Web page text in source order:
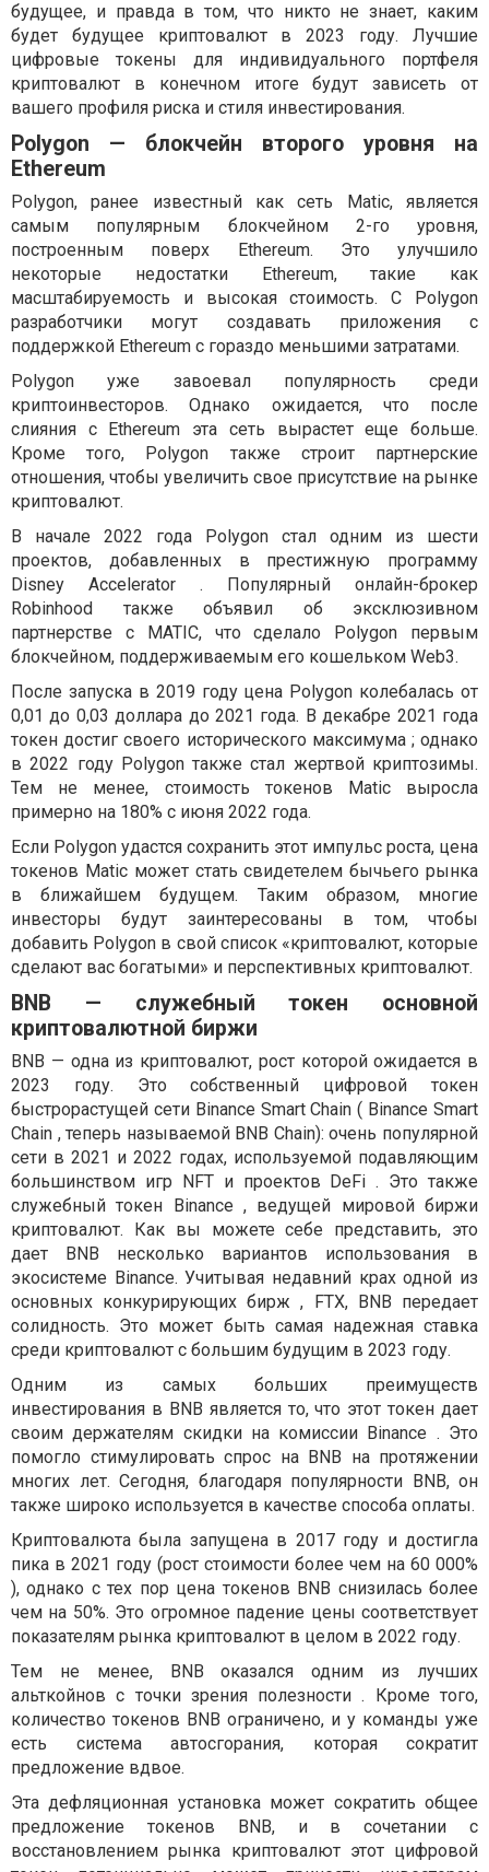
будущее, и правда в том, что никто не знает, каким
будет будущее криптовалют в 2023 году. Лучшие
цифровые токены для индивидуального портфеля
криптовалют в конечном итоге будут зависеть от
вашего профиля риска и стиля инвестирования.
Polygon — блокчейн второго уровня на
Ethereum
Polygon, ранее известный как сеть Matic, является
самым популярным блокчейном 2-го уровня,
построенным поверх Ethereum. Это улучшило
некоторые недостатки Ethereum, такие как
масштабируемость и высокая стоимость. С Polygon
разработчики могут создавать приложения с
поддержкой Ethereum с гораздо меньшими затратами.
Polygon уже завоевал популярность среди
криптоинвесторов. Однако ожидается, что после
слияния с Ethereum эта сеть вырастет еще больше.
Кроме того, Polygon также строит партнерские
отношения, чтобы увеличить свое присутствие на рынке
криптовалют.
В начале 2022 года Polygon стал одним из шести
проектов, добавленных в престижную программу
Disney Accelerator . Популярный онлайн-брокер
Robinhood также объявил об эксклюзивном
партнерстве с MATIC, что сделало Polygon первым
блокчейном, поддерживаемым его кошельком Web3.
После запуска в 2019 году цена Polygon колебалась от
0,01 до 0,03 доллара до 2021 года. В декабре 2021 года
токен достиг своего исторического максимума ; однако
в 2022 году Polygon также стал жертвой криптозимы.
Тем не менее, стоимость токенов Matic выросла
примерно на 180% с июня 2022 года.
Если Polygon удастся сохранить этот импульс роста, цена
токенов Matic может стать свидетелем бычьего рынка
в ближайшем будущем. Таким образом, многие
инвесторы будут заинтересованы в том, чтобы
добавить Polygon в свой список «криптовалют, которые
сделают вас богатыми» и перспективных криптовалют.
BNB — служебный токен основной
криптовалютной биржи
BNB — одна из криптовалют, рост которой ожидается в
2023 году. Это собственный цифровой токен
быстрорастущей сети Binance Smart Chain ( Binance Smart
Chain , теперь называемой BNB Chain): очень популярной
сети в 2021 и 2022 годах, используемой подавляющим
большинством игр NFT и проектов DeFi . Это также
служебный токен Binance , ведущей мировой биржи
криптовалют. Как вы можете себе представить, это
дает BNB несколько вариантов использования в
экосистеме Binance. Учитывая недавний крах одной из
основных конкурирующих бирж , FTX, BNB передает
солидность. Это может быть самая надежная ставка
среди криптовалют с большим будущим в 2023 году.
Одним из самых больших преимуществ
инвестирования в BNB является то, что этот токен дает
своим держателям скидки на комиссии Binance . Это
помогло стимулировать спрос на BNB на протяжении
многих лет. Сегодня, благодаря популярности BNB, он
также широко используется в качестве способа оплаты.
Криптовалюта была запущена в 2017 году и достигла
пика в 2021 году (рост стоимости более чем на 60 000%
), однако с тех пор цена токенов BNB снизилась более
чем на 50%. Это огромное падение цены соответствует
показателям рынка криптовалют в целом в 2022 году.
Тем не менее, BNB оказался одним из лучших
альткойнов с точки зрения полезности . Кроме того,
количество токенов BNB ограничено, и у команды уже
есть система автосгорания, которая сократит
предложение вдвое.
Эта дефляционная установка может сократить общее
предложение токенов BNB, и в сочетании с
восстановлением рынка криптовалют этот цифровой